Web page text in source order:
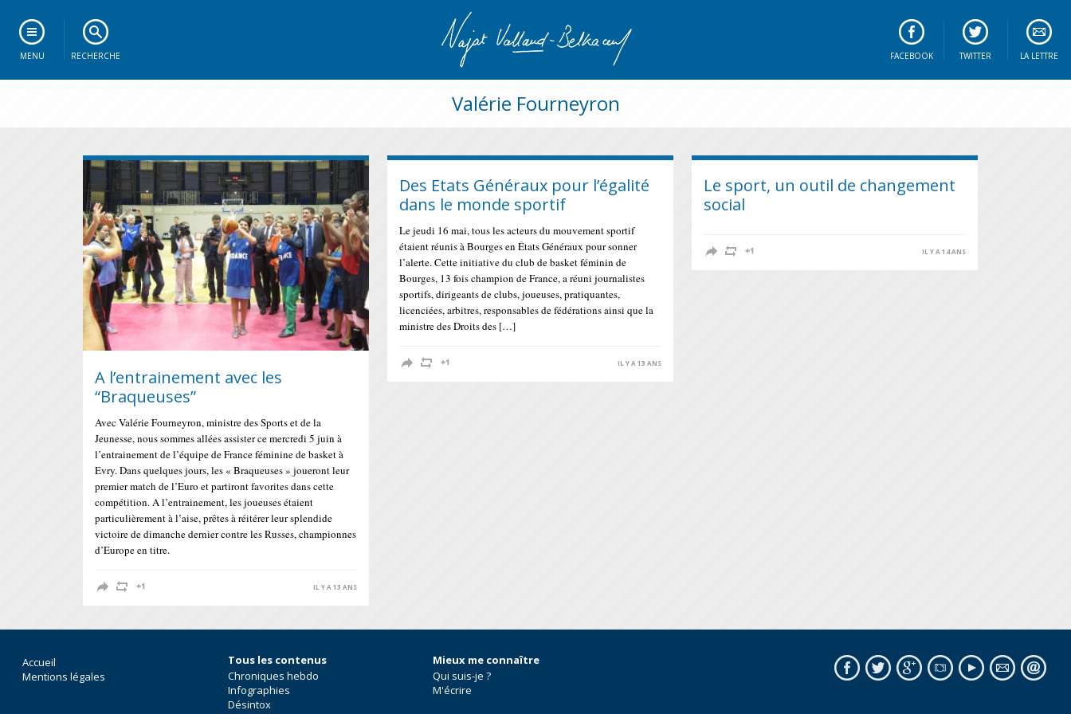
MENU RECHERCHE LA LETTRE
TWITTER
FACEBOOK
Valérie Fourneyron
A l’entrainement avec les
“Braqueuses”
Avec Valérie Fourneyron, ministre des Sports et de la
Jeunesse, nous sommes allées assister ce mercredi 5 juin à
l’entrainement de l’équipe de France féminine de basket à
Evry. Dans quelques jours, les « Braqueuses » joueront leur
premier match de l’Euro et partiront favorites dans cette
compétition. A l’entrainement, les joueuses étaient
particulièrement à l’aise, prêtes à réitérer leur splendide
victoire de dimanche dernier contre les Russes, championnes
d’Europe en titre.
IL Y A 13 ANS
Des Etats Généraux pour l’égalité
dans le monde sportif
Le jeudi 16 mai, tous les acteurs du mouvement sportif
étaient réunis à Bourges en États Généraux pour sonner
l’alerte. Cette initiative du club de basket féminin de
Bourges, 13 fois champion de France, a réuni journalistes
sportifs, dirigeants de clubs, joueuses, pratiquantes,
licenciées, arbitres, responsables de fédérations ainsi que la
ministre des Droits des […]
IL Y A 13 ANS
Le sport, un outil de changement
social
IL Y A 14 ANS
Accueil
Mentions légales
Tous les contenus
Chroniques hebdo
Infographies
Désintox
Mieux me connaître
Qui suis-je ?
M'écrire